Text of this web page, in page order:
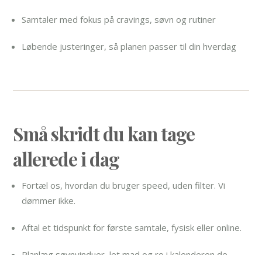
Samtaler med fokus på cravings, søvn og rutiner
Løbende justeringer, så planen passer til din hverdag
Små skridt du kan tage
allerede i dag
Fortæl os, hvordan du bruger speed, uden filter. Vi
dømmer ikke.
Aftal et tidspunkt for første samtale, fysisk eller online.